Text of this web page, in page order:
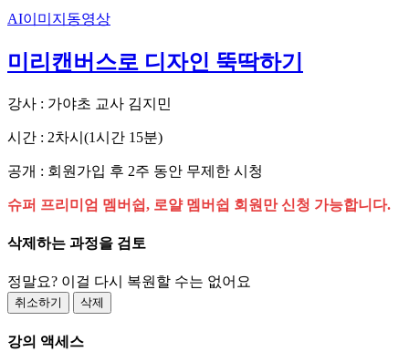
AI이미지동영상
미리캔버스로 디자인 뚝딱하기
강사 : 가야초 교사 김지민
시간 : 2차시(1시간 15분)
공개 : 회원가입 후 2주 동안 무제한 시청
슈퍼 프리미엄 멤버쉽, 로얄 멤버쉽 회원만 신청 가능합니다.
삭제하는 과정을 검토
정말요? 이걸 다시 복원할 수는 없어요
취소하기 삭제
강의 액세스